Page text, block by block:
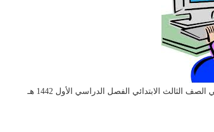
الثالث الابتدائي الفصل الدراسي الأول 1442 هـ